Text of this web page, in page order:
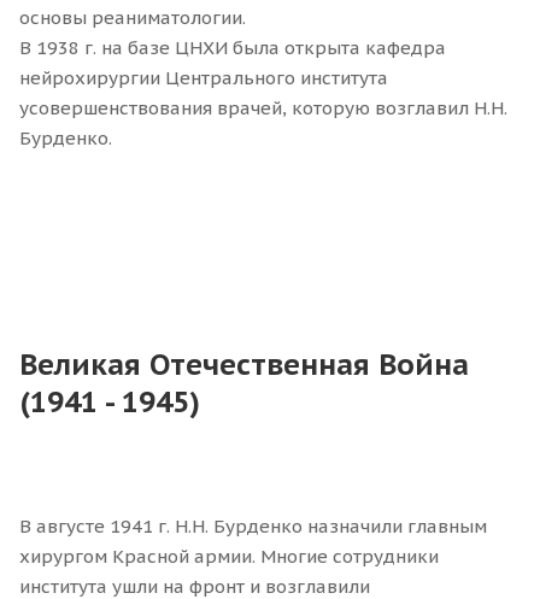
основы реаниматологии.
В 1938 г. на базе ЦНХИ была открыта кафедра
нейрохирургии Центрального института
усовершенствования врачей, которую возглавил Н.Н.
Бурденко.
Великая Отечественная Война
(1941 - 1945)
В августе 1941 г. Н.Н. Бурденко назначили главным
хирургом Красной армии. Многие сотрудники
института ушли на фронт и возглавили